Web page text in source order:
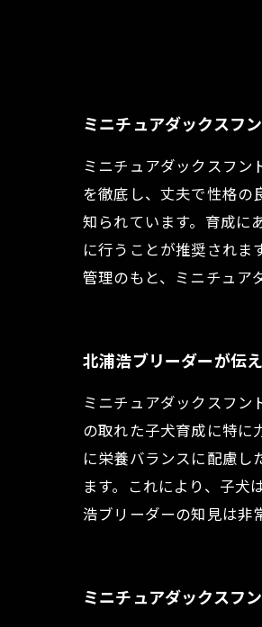
ミニチュアダックスフ
ミニチュアダックスフン
を徹底し、丈夫で性格の
知られています。育成に
に行うことが推奨されま
管理のもと、ミニチュア
北浦浩ブリーダーが伝
ミニチュアダックスフン
の取れた子犬育成に特に
に栄養バランスに配慮し
ます。これにより、子犬
浩ブリーダーの知見は非
ミニチュアダックスフ